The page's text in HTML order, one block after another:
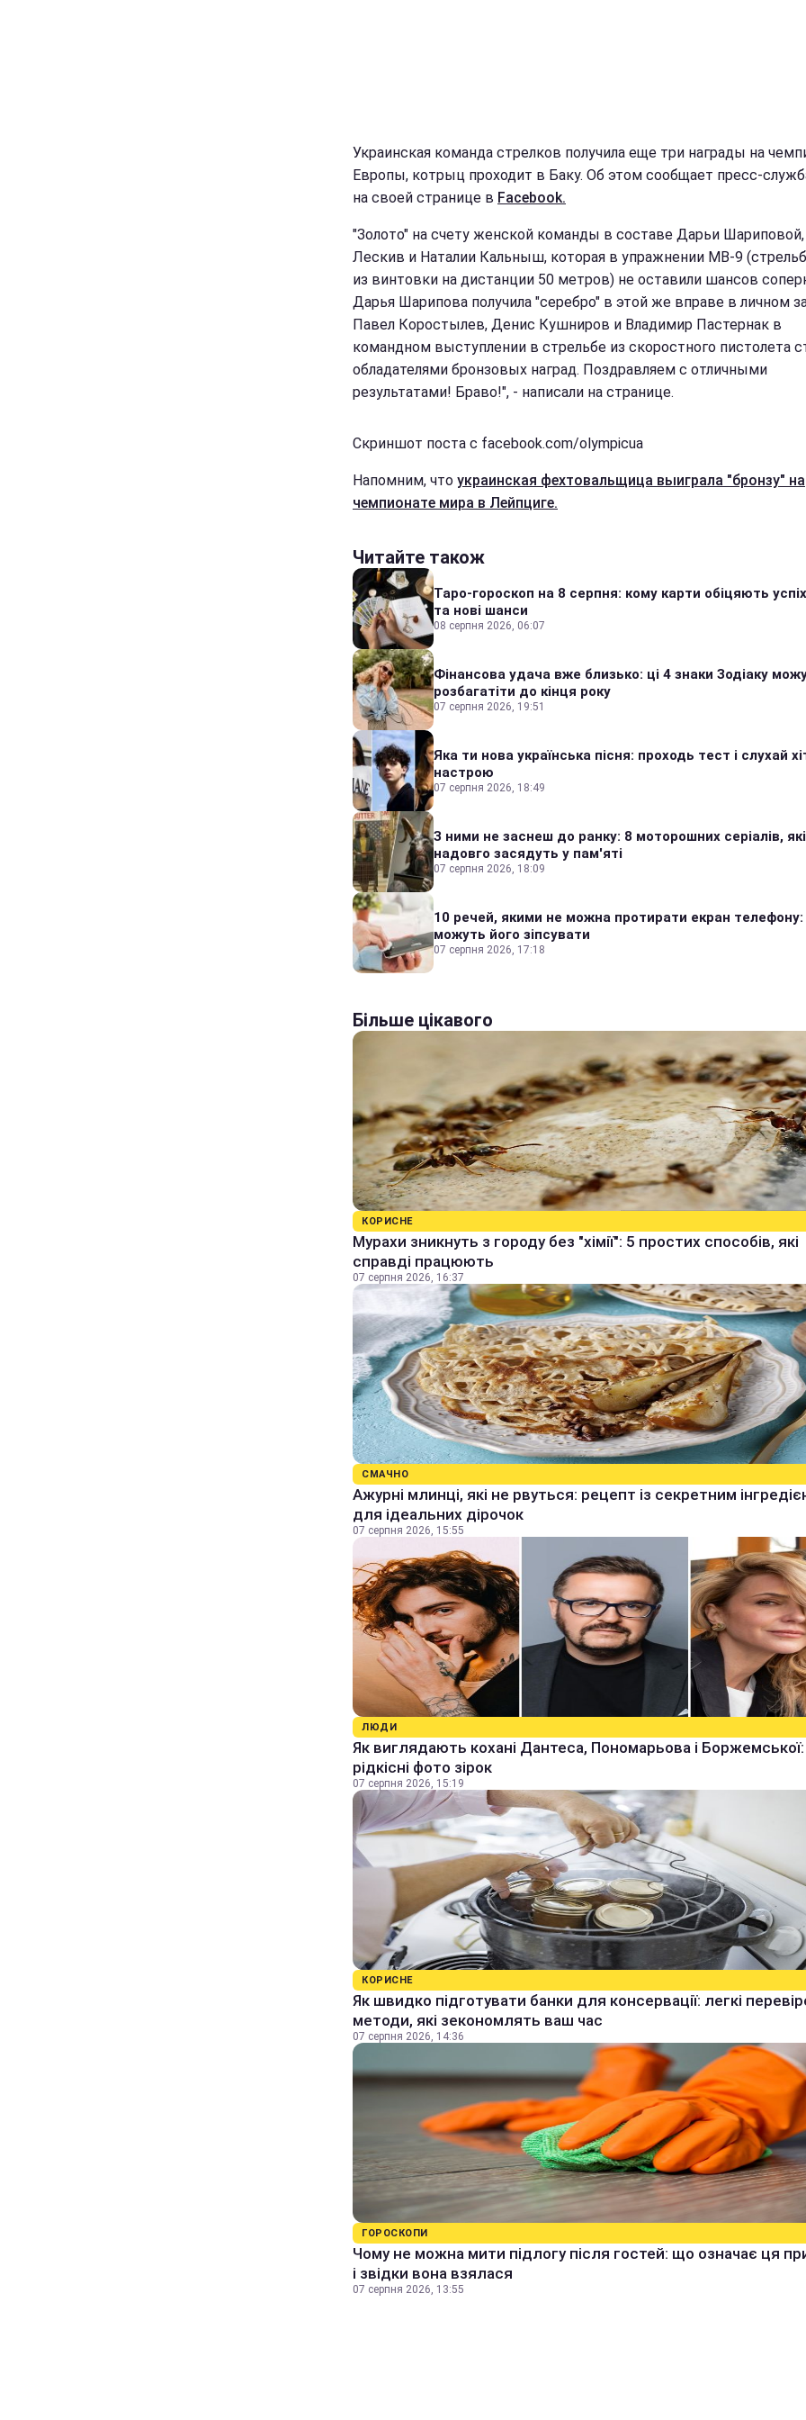
Украинская команда стрелков получила еще три награды на
Европы, котрыц проходит в Баку. Об этом сообщает пресс-
на своей странице в Facebook.
"Золото" на счету женской команды в составе Дарьи
Лескив и Наталии Кальныш, которая в упражнении МВ-9
из винтовки на дистанции 50 метров) не оставили шансов
Дарья Шарипова получила "серебро" в этой же вправе в личном
Павел Коростылев, Денис Кушниров и Владимир Пастернак в
командном выступлении в стрельбе из скоростного пистолета
обладателями бронзовых наград. Поздравляем с отличными
результатами! Браво!", - написали на странице.
Скриншот поста с facebook.com/olympicua
Напомним, что украинская фехтовальщица выиграла "бронзу" на
чемпионате мира в Лейпциге.
Читайте також
Таро-гороскоп на 8 серпня: кому карти обіцяють
та нові шанси
08 серпня 2026, 06:07
Фінансова удача вже близько: ці 4 знаки Зодіаку
розбагатіти до кінця року
07 серпня 2026, 19:51
Яка ти нова українська пісня: проходь тест і слухай
настрою
07 серпня 2026, 18:49
З ними не заснеш до ранку: 8 моторошних серіалів, які
надовго засядуть у пам'яті
07 серпня 2026, 18:09
10 речей, якими не можна протирати екран
можуть його зіпсувати
07 серпня 2026, 17:18
Більше цікавого
КОРИСНЕ
Мурахи зникнуть з городу без "хімії": 5 простих способів, які
справді працюють
07 серпня 2026, 16:37
СМАЧНО
Ажурні млинці, які не рвуться: рецепт із секретним
для ідеальних дірочок
07 серпня 2026, 15:55
ЛЮДИ
Як виглядають кохані Дантеса, Пономарьова і Боржемської:
рідкісні фото зірок
07 серпня 2026, 15:19
КОРИСНЕ
Як швидко підготувати банки для консервації: легкі
методи, які зекономлять ваш час
07 серпня 2026, 14:36
ГОРОСКОПИ
Чому не можна мити підлогу після гостей: що означає ця
і звідки вона взялася
07 серпня 2026, 13:55